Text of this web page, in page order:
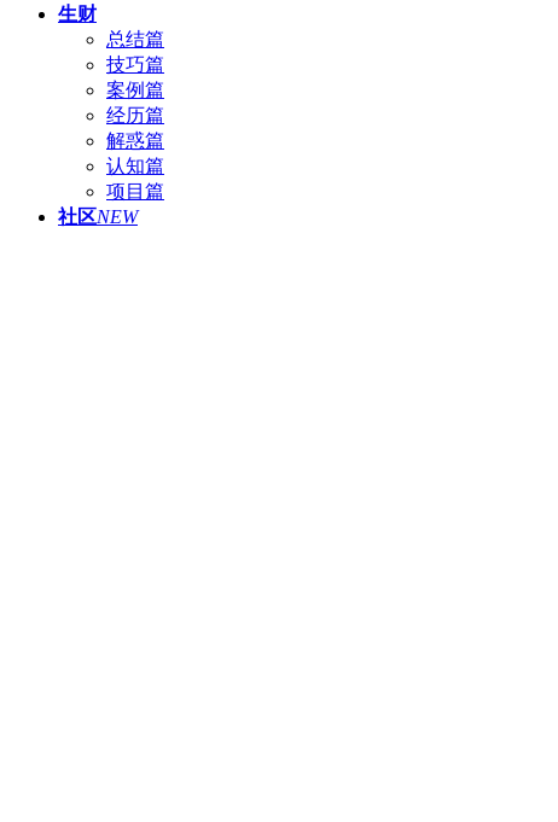
生财
总结篇
技巧篇
案例篇
经历篇
解惑篇
认知篇
项目篇
社区NEW